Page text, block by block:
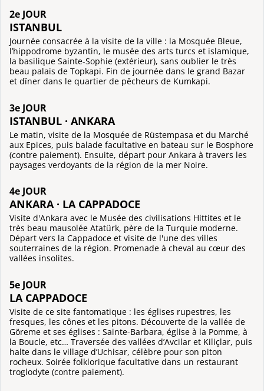
2e JOUR
ISTANBUL
Journée consacrée à la visite de la ville : la Mosquée Bleue,
l’hippodrome byzantin, le musée des arts turcs et islamique,
la basilique Sainte-Sophie (extérieur), sans oublier le très
beau palais de Topkapi. Fin de journée dans le grand Bazar
et dîner dans le quartier de pêcheurs de Kumkapi.
3e JOUR
ISTANBUL · ANKARA
Le matin, visite de la Mosquée de Rüstempasa et du Marché
aux Epices, puis balade facultative en bateau sur le Bosphore
(contre paiement). Ensuite, départ pour Ankara à travers les
paysages verdoyants de la région de la mer Noire.
4e JOUR
ANKARA · LA CAPPADOCE
Visite d'Ankara avec le Musée des civilisations Hittites et le
très beau mausolée Atatürk, père de la Turquie moderne.
Départ vers la Cappadoce et visite de l'une des villes
souterraines de la région. Promenade à cheval au cœur des
vallées insolites.
5e JOUR
LA CAPPADOCE
Visite de ce site fantomatique : les églises rupestres, les
fresques, les cônes et les pitons. Découverte de la vallée de
Göreme et ses églises : Sainte-Barbara, église à la Pomme, à
la Boucle, etc… Traversée des vallées d’Avcilar et Kiliçlar, puis
halte dans le village d’Uchisar, célèbre pour son piton
rocheux. Soirée folklorique facultative dans un restaurant
troglodyte (contre paiement).